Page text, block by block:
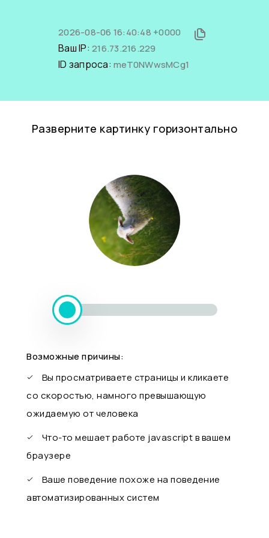
2026-08-06 16:40:48 +0000
Ваш IP: 216.73.216.229
ID запроса: meT0NWwsMCg1
Разверните картинку горизонтально
Возможные причины:
Вы просматриваете страницы и кликаете
со скоростью, намного превышающую
ожидаемую от человека
Что-то мешает работе javascript в вашем
браузере
Ваше поведение похоже на поведение
автоматизированных систем